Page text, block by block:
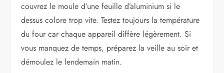
couvrez le moule d’une feuille d’aluminium si le
dessus colore trop vite. Testez toujours la température
du four car chaque appareil diffère légèrement. Si
vous manquez de temps, préparez la veille au soir et
démoulez le lendemain matin.